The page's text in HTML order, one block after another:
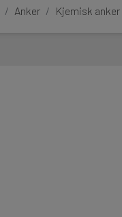
Anker Kjemisk anker